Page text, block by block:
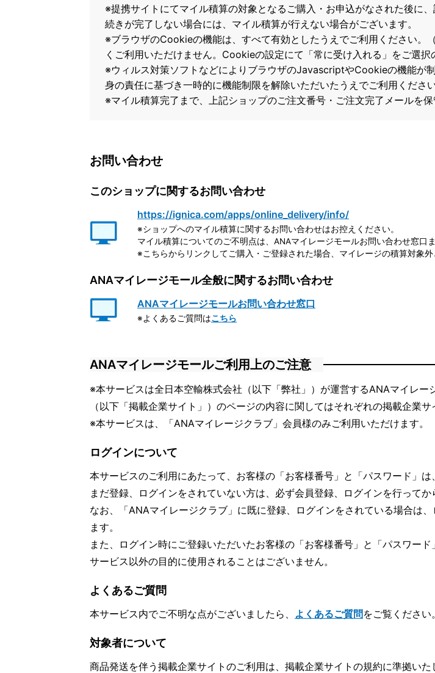
※提携サイトにてマイル積算の対象となるご購入・お申込がなされた後に
続きが完了しない場合には、マイル積算が行えない場合がございます。
※ブラウザのCookieの機能は、すべて有効としたうえでご利用ください。
くご利用いただけません。Cookieの設定にて「常に受け入れる」をご選択
※ウィルス対策ソフトなどによりブラウザのJavascriptやCookieの機能が
身の責任に基づき一時的に機能制限を解除いただいたうえでご利用ください
※マイル積算完了まで、上記ショップのご注文番号・ご注文完了メールを
お問い合わせ
このショップに関するお問い合わせ
https://ignica.com/apps/online_delivery/info/
※ショップへのマイル積算に関するお問い合わせはお控えください。
マイル積算についてのご不明点は、ANAマイレージモールお問い合わせ窓口
※こちらからリンクしてご購入・ご登録された場合、マイレージの積算対象外
ANAマイレージモール全般に関するお問い合わせ
ANAマイレージモールお問い合わせ窓口
※よくあるご質問はこちら
ANAマイレージモールご利用上のご注意
※本サービスは全日本空輸株式会社（以下「弊社」）が運営するANAマイレ
（以下「掲載企業サイト」）のページの内容に関してはそれぞれの掲載企業サ
※本サービスは、「ANAマイレージクラブ」会員様のみご利用いただけます。
ログインについて
本サービスのご利用にあたって、お客様の「お客様番号」と「パスワード」
まだ登録、ログインをされていない方は、必ず会員登録、ログインを行ってか
なお、「ANAマイレージクラブ」に既に登録、ログインをされている場合は
ます。
また、ログイン時にご登録いただいたお客様の「お客様番号」と「パスワード
サービス以外の目的に使用されることはございません。
よくあるご質問
本サービス内でご不明な点がございましたら、 よくあるご質問 をご覧ください。
対象者について
商品発送を伴う掲載企業サイトのご利用は、掲載企業サイトの規約に準拠いた